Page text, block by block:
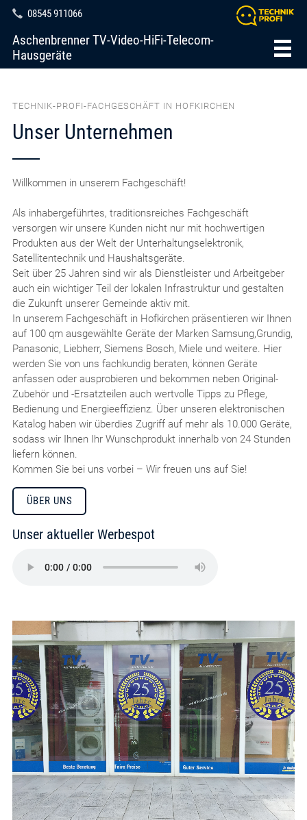
08545 911066
Aschenbrenner TV-Video-HiFi-Telecom-
Hausgeräte
TECHNIK-PROFI-FACHGESCHÄFT IN HOFKIRCHEN
Unser Unternehmen
Willkommen in unserem Fachgeschäft!
Als inhabergeführtes, traditionsreiches Fachgeschäft
versorgen wir unsere Kunden nicht nur mit hochwertigen
Produkten aus der Welt der Unterhaltungselektronik,
Satellitentechnik und Haushaltsgeräte.
Seit über 25 Jahren sind wir als Dienstleister und Arbeitgeber
auch ein wichtiger Teil der lokalen Infrastruktur und gestalten
die Zukunft unserer Gemeinde aktiv mit.
In unserem Fachgeschäft in Hofkirchen präsentieren wir Ihnen
auf 100 qm ausgewählte Geräte der Marken Samsung,Grundig,
Panasonic, Liebherr, Siemens Bosch, Miele und weitere. Hier
werden Sie von uns fachkundig beraten, können Geräte
anfassen oder ausprobieren und bekommen neben Original-
Zubehör und -Ersatzteilen auch wertvolle Tipps zu Pflege,
Bedienung und Energieeffizienz. Über unseren elektronischen
Katalog haben wir überdies Zugriff auf mehr als 10.000 Geräte,
sodass wir Ihnen Ihr Wunschprodukt innerhalb von 24 Stunden
liefern können.
Kommen Sie bei uns vorbei – Wir freuen uns auf Sie!
ÜBER UNS
Unser aktueller Werbespot